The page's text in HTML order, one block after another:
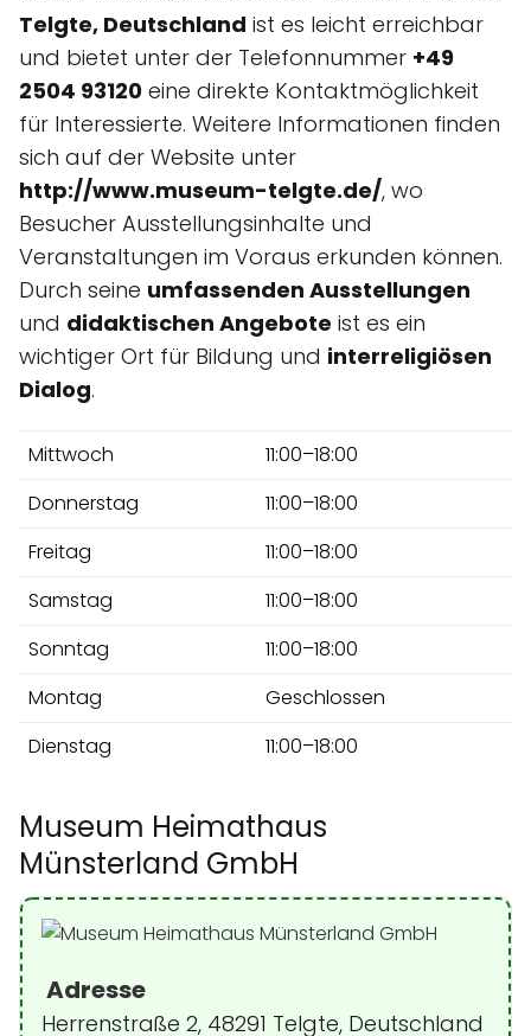
Telgte, Deutschland ist es leicht erreichbar
und bietet unter der Telefonnummer +49
2504 93120 eine direkte Kontaktmöglichkeit
für Interessierte. Weitere Informationen finden
sich auf der Website unter
http://www.museum-telgte.de/, wo
Besucher Ausstellungsinhalte und
Veranstaltungen im Voraus erkunden können.
Durch seine umfassenden Ausstellungen
und didaktischen Angebote ist es ein
wichtiger Ort für Bildung und interreligiösen
Dialog.
Mittwoch
11:00–18:00
Donnerstag
11:00–18:00
Freitag
11:00–18:00
Samstag
11:00–18:00
Sonntag
11:00–18:00
Montag
Geschlossen
Dienstag
11:00–18:00
Museum Heimathaus
Münsterland GmbH
Adresse
Herrenstraße 2, 48291 Telgte, Deutschland